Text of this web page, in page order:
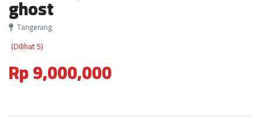
ghost
Tangerang
(Dilihat 5)
Rp 9,000,000